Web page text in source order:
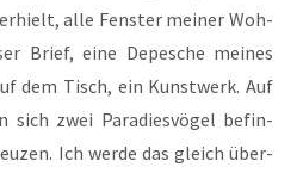
alle Fens­ter mei­ner Woh­
Brief, eine Depe­sche mei­nes
dem Tisch, ein Kunst­werk. Auf
sich zwei Para­dies­vö­gel befin­
Ich wer­de das gleich über­